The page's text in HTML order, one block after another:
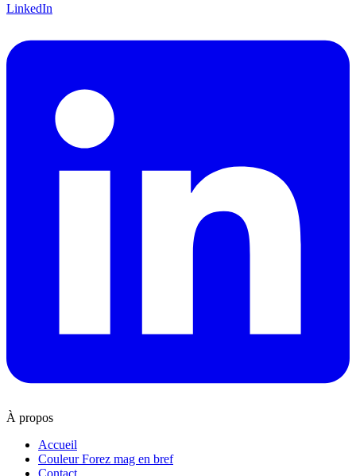
LinkedIn
À propos
Accueil
Couleur Forez mag en bref